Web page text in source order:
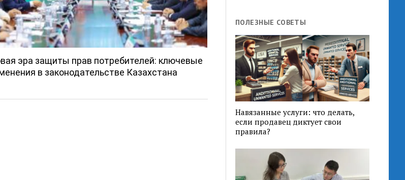
эра защиты прав потребителей: ключевые
в законодательстве Казахстана
ПОЛЕЗНЫЕ СОВЕТЫ
Навязанные услуги: что делать,
если продавец диктует свои
правила?